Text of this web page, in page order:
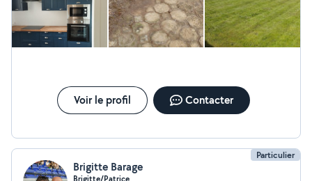
Voir le profil Contacter
Particulier
Brigitte Barage